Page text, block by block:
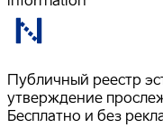
Публичный реестр
утверждение
Бесплатно и без